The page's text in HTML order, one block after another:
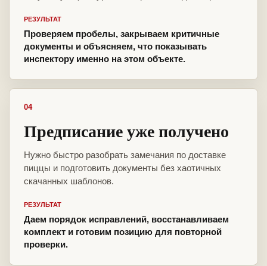
РЕЗУЛЬТАТ
Проверяем пробелы, закрываем критичные
документы и объясняем, что показывать
инспектору именно на этом объекте.
04
Предписание уже получено
Нужно быстро разобрать замечания по доставке
пиццы и подготовить документы без хаотичных
скачанных шаблонов.
РЕЗУЛЬТАТ
Даем порядок исправлений, восстанавливаем
комплект и готовим позицию для повторной
проверки.